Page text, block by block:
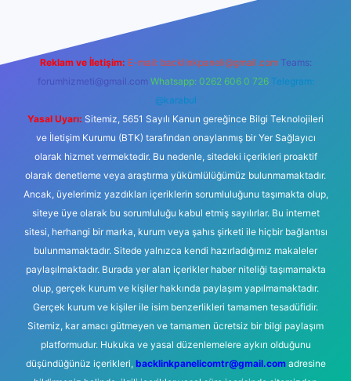
Reklam ve İletişim: E-mail: backlinkpaneli@gmail.com Teams:
forumhizmeti@gmail.com Whatsapp: 0262 606 0 726 Telegram:
@karabul
Yasal Uyarı: Sitemiz, 5651 Sayılı Kanun gereğince Bilgi Teknolojileri
ve İletişim Kurumu (BTK) tarafından onaylanmış bir Yer Sağlayıcı
olarak hizmet vermektedir. Bu nedenle, sitedeki içerikleri proaktif
olarak denetleme veya araştırma yükümlülüğümüz bulunmamaktadır.
Ancak, üyelerimiz yazdıkları içeriklerin sorumluluğunu taşımakta olup,
siteye üye olarak bu sorumluluğu kabul etmiş sayılırlar. Bu internet
sitesi, herhangi bir marka, kurum veya şahıs şirketi ile hiçbir bağlantısı
bulunmamaktadır. Sitede yalnızca kendi hazırladığımız makaleler
paylaşılmaktadır. Burada yer alan içerikler haber niteliği taşımamakta
olup, gerçek kurum ve kişiler hakkında paylaşım yapılmamaktadır.
Gerçek kurum ve kişiler ile isim benzerlikleri tamamen tesadüfidir.
Sitemiz, kar amacı gütmeyen ve tamamen ücretsiz bir bilgi paylaşım
platformudur. Hukuka ve yasal düzenlemelere aykırı olduğunu
düşündüğünüz içerikleri, backlinkpanelicomtr@gmail.comadresine